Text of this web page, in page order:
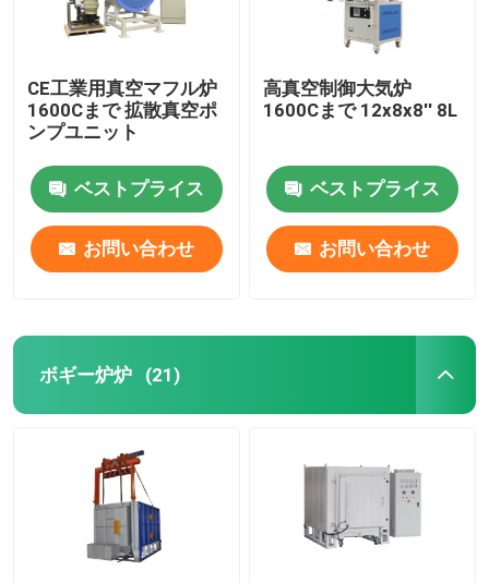
CE工業用真空マフル炉
1600Cまで 拡散真空ポ
ンプユニット
ベストプライス
お問い合わせ
高真空制御大気炉
1600Cまで 12x8x8′′ 8L
ベストプライス
お問い合わせ
ボギー炉炉 (21)